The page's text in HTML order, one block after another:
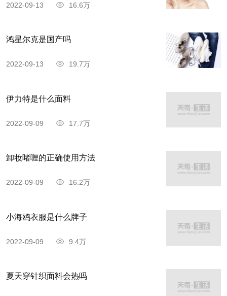
2022-09-13 16.6万
鸿星尔克是国产吗
2022-09-13 19.7万
伊力特是什么面料
2022-09-09 17.7万
卸妆啫喱的正确使用方法
2022-09-09 16.2万
小海鸥衣服是什么牌子
2022-09-09 9.4万
夏天穿针织面料会热吗